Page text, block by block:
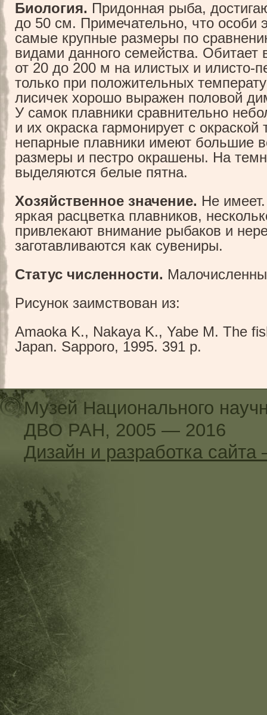
Биология. Придонная рыба,
до 50 см. Примечательно, что особи
самые крупные размеры по
видами данного семейства. Обитает
от 20 до 200 м на илистых и илисто-
только при положительных
лисичек хорошо выражен половой
У самок плавники сравнительно
и их окраска гармонирует с
непарные плавники имеют большие
размеры и пестро окрашены. На
выделяются белые пятна.
Хозяйственное значение. Не
яркая расцветка плавников,
привлекают внимание рыбаков и
заготавливаются как сувениры.
Статус численности.
Рисунок заимствован из:
Amaoka K., Nakaya K., Yabe M. The
Japan. Sapporo, 1995. 391 p.
Музей Национального
ДВО РАН, 2005 — 2016
Дизайн и разработка